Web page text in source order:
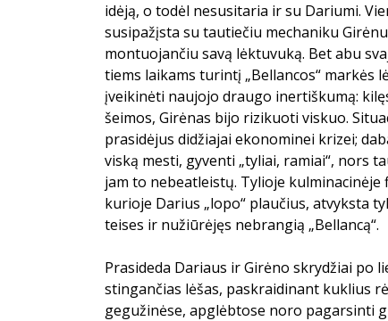
idėją, o todėl nesusitaria ir su Dariumi.
susipažįsta su tautiečiu mechaniku
montuojančiu savą lėktuvuką. Bet abu
tiems laikams turintį „Bellancos“ markės
įveikinėti naujojo draugo inertiškumą:
šeimos, Girėnas bijo rizikuoti viskuo.
prasidėjus didžiajai ekonominei krizei;
viską mesti, gyventi „tyliai, ramiai“, nors
jam to nebeatleistų. Tylioje
kurioje Darius „lopo“ plaučius, atvyksta
teises ir nužiūrėjęs nebrangią „Bellancą“.
Prasideda Dariaus ir Girėno skrydžiai po
stingančias lėšas, paskraidinant kuklius
gegužinėse, apglėbtose noro pagarsinti